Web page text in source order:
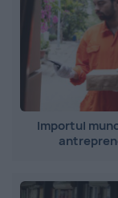
Importul